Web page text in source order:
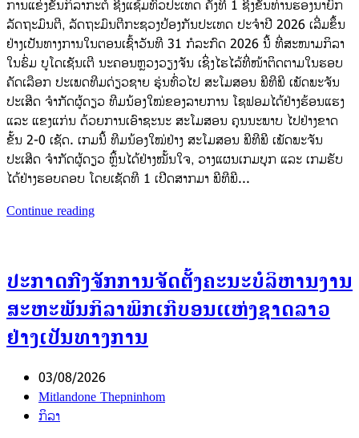
ການແຂ່ງຂັນກິລາກະຕໍ້ ຊີງແຊ້ມທົ່ວປະເທດ ຄັ້ງທີ 1 ຊີງຂັນທ່ານຮອງນາຍົກ
ລັດຖະມົນຕີ, ລັດຖະມົນຕີກະຊວງປ້ອງກັນປະເທດ ປະຈຳປີ 2026 ເລີ່ມຂຶ້ນ
ຢ່າງເປັນທາງການໃນຕອນເຊົ້າວັນທີ 31 ກໍລະກົດ 2026 ນີ້ ທີ່ສະໜາມກິລາ
ໃນຮົ່ມ ບູໂດເຊັນເຕີ ນະຄອນຫຼວງວຽງຈັນ ເຊິ່ງໄຮໄລ້ທີ່ໜ້າຕິດຕາມໃນຮອບ
ຄັດເລືອກ ປະເພດທີມດ່ຽວຊາຍ ຮຸ່ນທົ່ວໄປ ສະໂມສອນ ພີທີພີ ເພັດພະຈັນ
ປະເສີດ ຈຳກັດຜູ້ດຽວ ທີມນ້ອງໃໝ່ຂອງລາຍການ ໂຊຟອມໄດ້ຢ່າງຮ້ອນແຮງ
ແລະ ແຂງແກ່ນ ດ້ວຍການເອົາຊະນະ ສະໂມສອນ ຄຸນນະພາບ ໄປຢ່າງຂາດ
ຂັ້ນ 2-0 ເຊັດ. ເກມນີ້ ທີມນ້ອງໃໝ່ຢ່າງ ສະໂມສອນ ພີທີພີ ເພັດພະຈັນ
ປະເສີດ ຈຳກັດຜູ້ດຽວ ຫຼິ້ນໄດ້ຢ່າງໝັ້ນໃຈ, ວາງແຜນເກມບຸກ ແລະ ເກມຮັບ
ໄດ້ຢ່າງຮອບຄອບ ໂດຍເຊັດທີ 1 ເປີດສາກມາ ພີທີພີ...
Continue reading
ປະກາດກົງຈັກການຈັດຕັ້ງຄະນະບໍລິຫານງານ
ສະຫະພັນກິລາພິກເກີບອນແຫ່ງຊາດລາວ
ຢ່າງເປັນທາງການ
03/08/2026
Mitlandone Thepninhom
ກິລາ